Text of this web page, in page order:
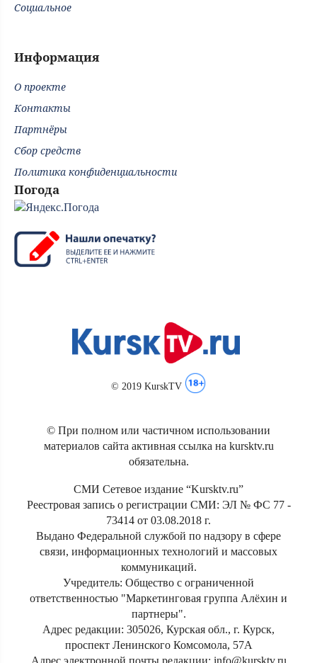
Социальное
Информация
О проекте
Контакты
Партнёры
Сбор средств
Политика конфиденциальности
Погода
© 2019 KurskTV
© При полном или частичном использовании
материалов сайта активная ссылка на kursktv.ru
обязательна.
СМИ Сетевое издание “Kursktv.ru”
Реестровая запись о регистрации СМИ: ЭЛ № ФС 77 -
73414 от 03.08.2018 г.
Выдано Федеральной службой по надзору в сфере
связи, информационных технологий и массовых
коммуникаций.
Учредитель: Общество с ограниченной
ответственностью "Маркетинговая группа Алёхин и
партнеры".
Адрес редакции: 305026, Курская обл., г. Курск,
проспект Ленинского Комсомола, 57А